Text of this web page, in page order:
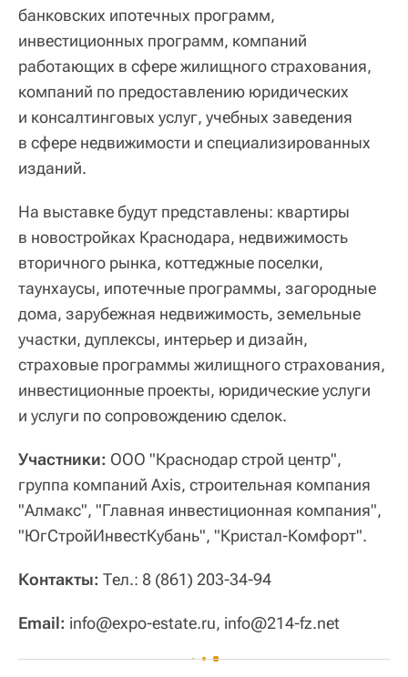
банковских ипотечных программ,
инвестиционных программ, компаний
работающих в сфере жилищного страхования,
компаний по предоставлению юридических
и консалтинговых услуг, учебных заведения
в сфере недвижимости и специализированных
изданий.
На выставке будут представлены: квартиры
в новостройках Краснодара, недвижимость
вторичного рынка, коттеджные поселки,
таунхаусы, ипотечные программы, загородные
дома, зарубежная недвижимость, земельные
участки, дуплексы, интерьер и дизайн,
страховые программы жилищного страхования,
инвестиционные проекты, юридические услуги
и услуги по сопровождению сделок.
Участники: ООО "Краснодар строй центр",
группа компаний Axis, строительная компания
"Алмакс", "Главная инвестиционная компания",
"ЮгСтройИнвестКубань", "Кристал-Комфорт".
Контакты: Тел.: 8 (861) 203-34-94
Email: info@expo-estate.ru, info@214-fz.net